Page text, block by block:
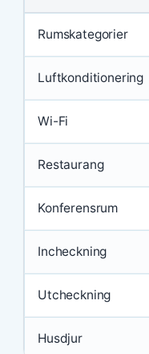
Rumskategorier
Luftkonditionering
Wi-Fi
Restaurang
Konferensrum
Incheckning
Utcheckning
Husdjur